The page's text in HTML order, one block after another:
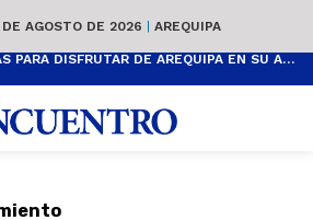
AGOSTO DE 2026 | AREQUIPA
ACTIVIDADES GRATUITAS PARA DISFRUTAR DE AREQUIPA EN SU ANIVERSARIO